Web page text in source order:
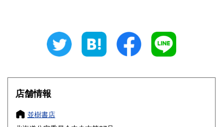
1,380円 長野県
大阪府
店舗情報
並樹書店